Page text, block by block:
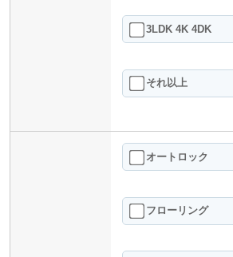
3LDK 4K 4DK
それ以上
オートロック
フローリング